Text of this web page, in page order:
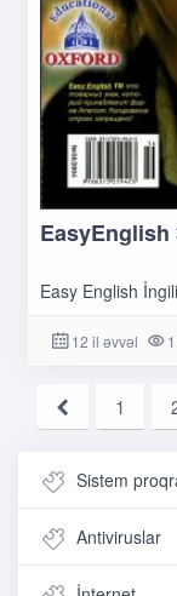
EasyEnglish
Easy English
12 il əvvəl 1
1
Sistem
Antiviruslar